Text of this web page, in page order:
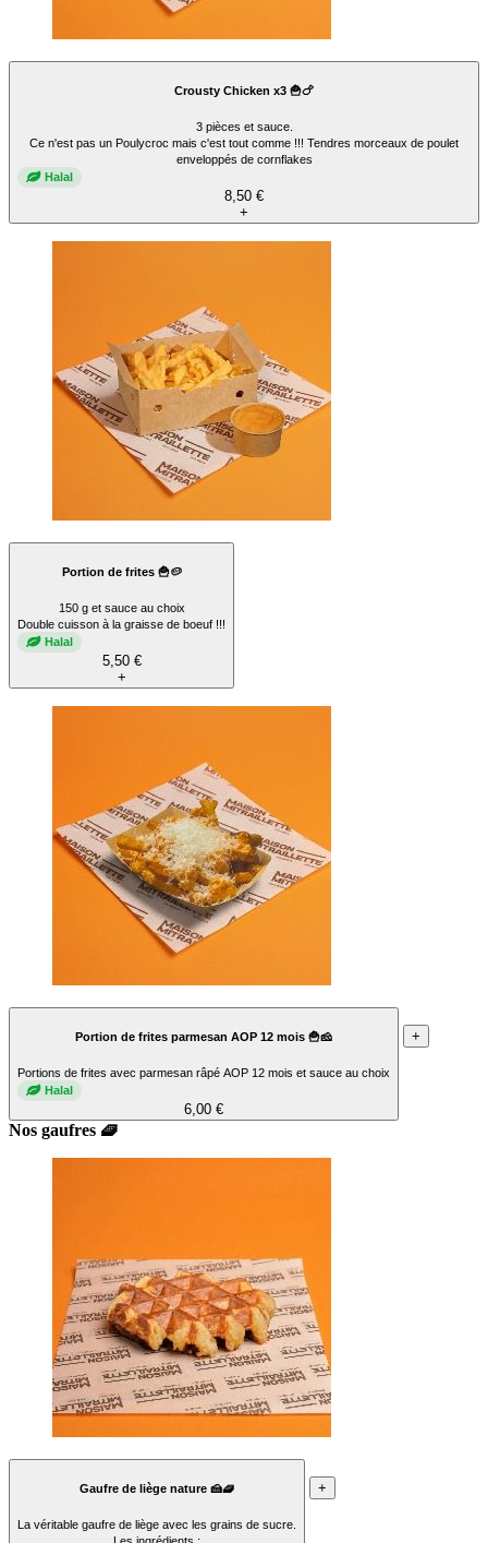
Crousty Chicken x3 🍟🍗
3 pièces et sauce.
Ce n'est pas un Poulycroc mais c'est tout comme !!! Tendres morceaux de poulet
enveloppés de cornflakes
Halal
8,50 €
+
Portion de frites 🍟🥔
150 g et sauce au choix
Double cuisson à la graisse de boeuf !!!
Halal
5,50 €
+
Portion de frites parmesan AOP 12 mois 🍟🧀
Portions de frites avec parmesan râpé AOP 12 mois et sauce au choix
Halal
6,00 €
+
Nos gaufres 🧇
Gaufre de liège nature 🍰🧇
La véritable gaufre de liège avec les grains de sucre.
Les ingrédients :
+